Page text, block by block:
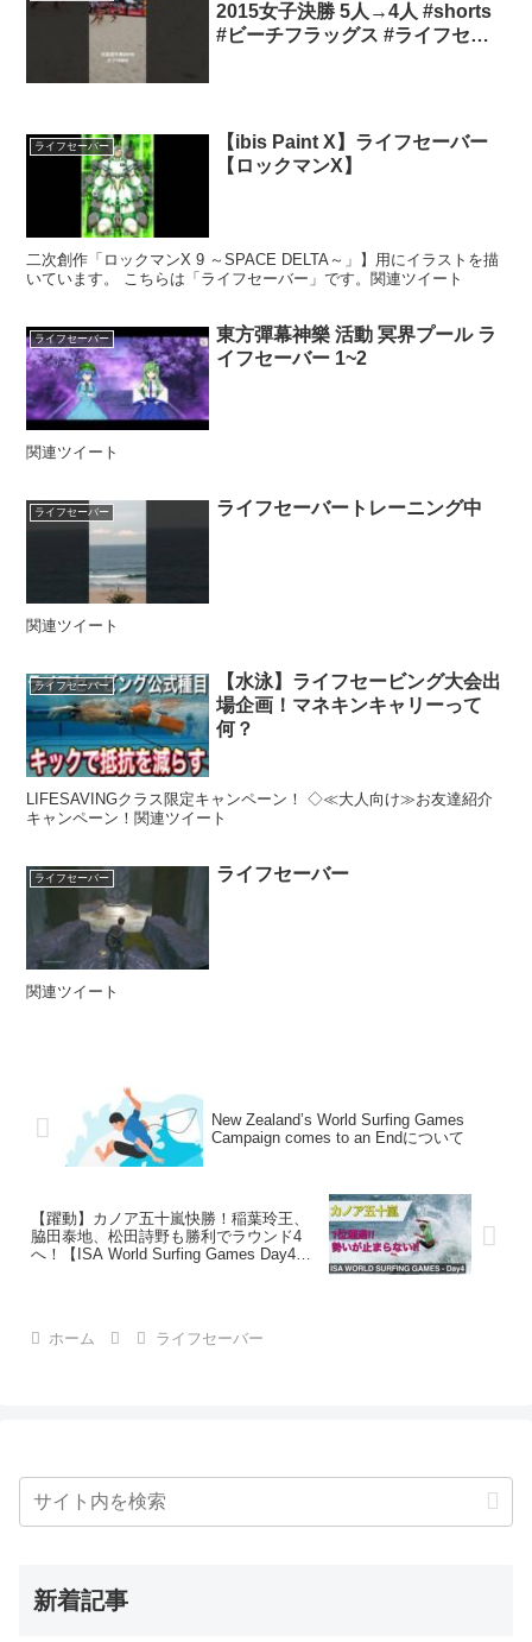
2015女子決勝 5人→4人 #shorts
#ビーチフラッグス #ライフセー
ライフセーバー
【ibis Paint X】ライフセーバー
【ロックマンX】
二次創作「ロックマンX 9 ～SPACE DELTA～」】用にイラストを描
いています。 こちらは「ライフセーバー」です。関連ツイート
ライフセーバー
東方彈幕神樂 活動 冥界プール ラ
イフセーバー 1~2
関連ツイート
ライフセーバー ライフセーバートレーニング中
関連ツイート
ライフセーバー
【水泳】ライフセービング大会出
場企画！マネキンキャリーって
何？
LIFESAVINGクラス限定キャンペーン！ ◇≪大人向け≫お友達紹介
キャンペーン！関連ツイート
ライフセーバー ライフセーバー
関連ツイート
New Zealand’s World Surfing Games
Campaign comes to an Endについて
【躍動】カノア五十嵐快勝！稲葉玲王、
脇田泰地、松田詩野も勝利でラウンド4
へ！【ISA World Surfing Games Day4ハ
ホーム ライフセーバー
新着記事